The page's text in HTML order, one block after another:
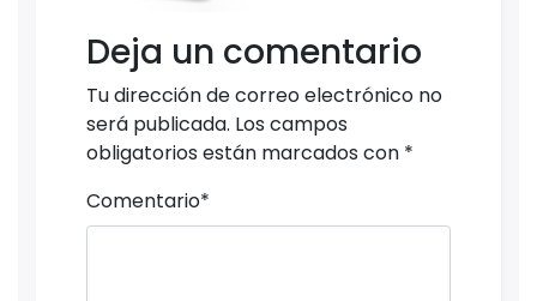
Deja un comentario
Tu dirección de correo electrónico no
será publicada. Los campos
obligatorios están marcados con *
Comentario*